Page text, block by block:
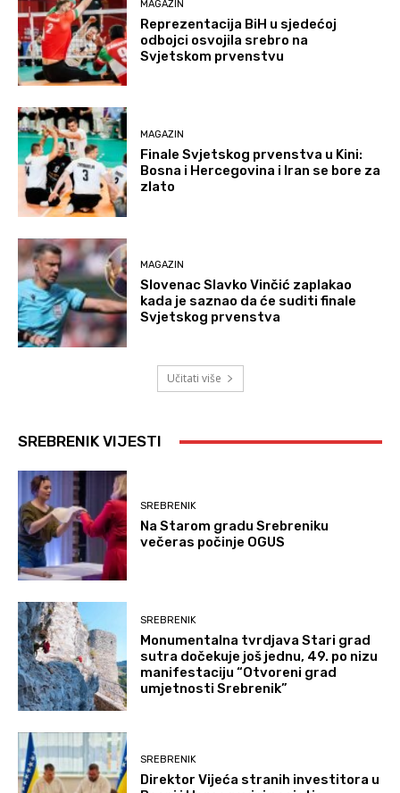
MAGAZIN
Reprezentacija BiH u sjedećoj
odbojci osvojila srebro na
Svjetskom prvenstvu
MAGAZIN
Finale Svjetskog prvenstva u Kini:
Bosna i Hercegovina i Iran se bore za
zlato
MAGAZIN
Slovenac Slavko Vinčić zaplakao
kada je saznao da će suditi finale
Svjetskog prvenstva
Učitati više
SREBRENIK VIJESTI
SREBRENIK
Na Starom gradu Srebreniku
večeras počinje OGUS
SREBRENIK
Monumentalna tvrdjava Stari grad
sutra dočekuje još jednu, 49. po nizu
manifestaciju “Otvoreni grad
umjetnosti Srebrenik”
SREBRENIK
Direktor Vijeća stranih investitora u